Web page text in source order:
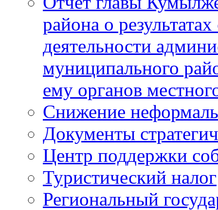
района о
деятельности
муниципального
ему органов
Снижение
Документы
Центр поддержки
Туристический налог
Региональный